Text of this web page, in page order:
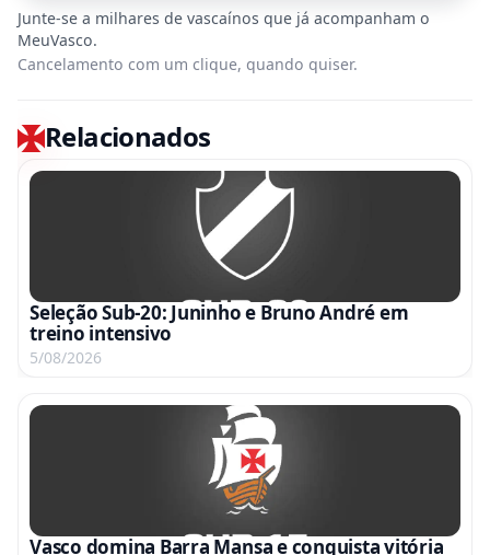
Cancelamento com um clique, quando quiser.
Relacionados
Seleção Sub-20: Juninho e Bruno André em
treino intensivo
5/08/2026
Vasco domina Barra Mansa e conquista vitória